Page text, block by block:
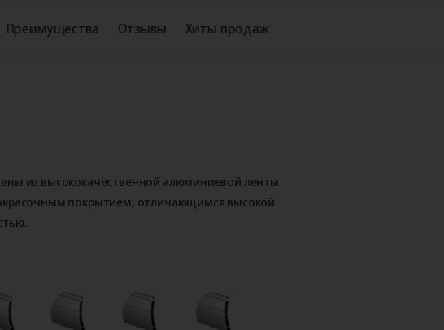
Преимущества Отзывы Хиты продаж
из высококачественной алюминиевой ленты
покрытием, отличающимся высокой